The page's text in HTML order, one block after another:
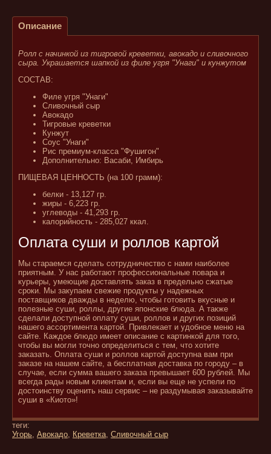
Описание
Ролл с начинкой из тигровой креветки, авокадо и сливочного
сыра. Украшается шапкой из филе угря "Унаги" и кунжутом
СОСТАВ:
Филе угря "Унаги"
Сливочный сыр
Авокадо
Тигровые креветки
Кунжут
Соус "Унаги"
Рис премиум-класса "Фушигон"
Дополнительно: Васаби, Имбирь
ПИЩЕВАЯ ЦЕННОСТЬ (на 100 грамм):
белки - 13,127 гр.
жиры - 6,223 гр.
углеводы - 41,293 гр.
калорийность - 285,027 ккал.
Оплата суши и роллов картой
Мы стараемся сделать сотрудничество с нами наиболее
приятным. У нас работают профессиональные повара и
курьеры, умеющие доставлять заказ в предельно сжатые
сроки. Мы закупаем свежие продукты у надежных
поставщиков дважды в неделю, чтобы готовить вкусные и
полезные суши, роллы, другие японские блюда. А также
сделали доступной оплату суши, роллов и других позиций
нашего ассортимента картой. Привлекает и удобное меню на
сайте. Каждое блюдо имеет описание с картинкой для того,
чтобы вы могли точно определиться с тем, что хотите
заказать. Оплата суши и роллов картой доступна вам при
заказе на нашем сайте, а бесплатная доставка по городу – в
случае, если сумма вашего заказа превышает 600 рублей. Мы
всегда рады новым клиентам и, если вы еще не успели по
достоинству оценить наш сервис – не раздумывая заказывайте
суши в «Киото»!
теги:
Угорь, Авокадо, Креветка, Сливочный сыр